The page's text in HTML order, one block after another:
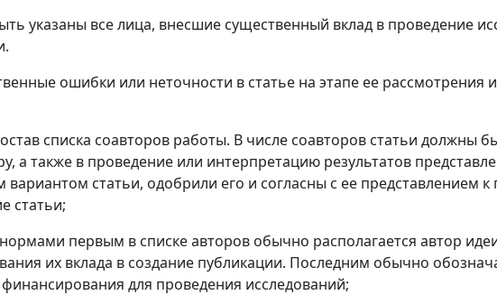
указаны все лица, внесшие существенный вклад в проведение
ошибки или неточности в статье на этапе ее
списка соавторов работы. В числе соавторов статьи должны
а также в проведение или интерпретацию результатов
статьи, одобрили его и согласны с ее представлением
статьи;
нормами первым в списке авторов обычно располагается автор
их вклада в создание публикации. Последним обычно
для проведения исследований;